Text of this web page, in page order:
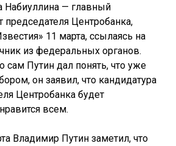
Набиуллина — главный
председателя Центробанка,
11 марта, ссылаясь на
из федеральных органов.
сам Путин дал понять, что уже
он заявил, что кандидатура
Центробанка будет
всем.
Владимир Путин заметил, что